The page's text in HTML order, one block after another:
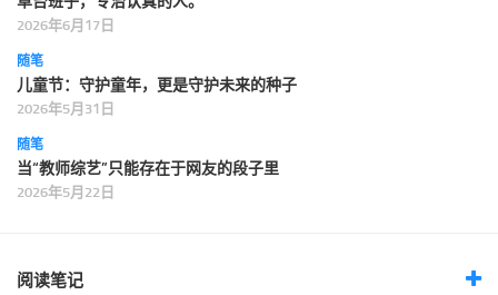
2026年6月17日
随笔
儿童节：守护童年，更是守护未来的种子
2026年5月31日
随笔
当“教师综艺”只能存在于网友的段子里
2026年5月22日
阅读笔记